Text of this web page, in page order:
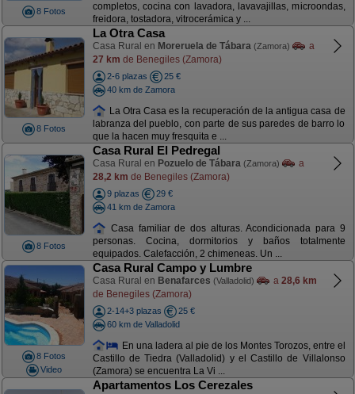
8 Fotos
completos, cocina con lavadora, lavavajillas, microondas,
freidora, tostadora, vitrocerámica y ...
8 Fotos
La Otra Casa
Casa Rural en Moreruela de Tábara (Zamora)
a
27 km de Benegiles (Zamora)
2-6 plazas
25 €
40 km de Zamora
La Otra Casa es la recuperación de la antigua casa de
labranza del pueblo, con parte de sus paredes de barro lo
que la hacen muy fresquita e ...
8 Fotos
Casa Rural El Pedregal
Casa Rural en Pozuelo de Tábara (Zamora)
a
28,2 km de Benegiles (Zamora)
9 plazas
29 €
41 km de Zamora
Casa familiar de dos alturas. Acondicionada para 9
personas. Cocina, dormitorios y baños totalmente
equipados. Calefacción, 2 chimeneas. Un ...
8 Fotos
Video
Casa Rural Campo y Lumbre
Casa Rural en Benafarces (Valladolid) a 28,6 km
de Benegiles (Zamora)
2-14+3 plazas
25 €
60 km de Valladolid
En una ladera al pie de los Montes Torozos, entre el
Castillo de Tiedra (Valladolid) y el Castillo de Villalonso
(Zamora) se encuentra La Vi ...
Apartamentos Los Cerezales